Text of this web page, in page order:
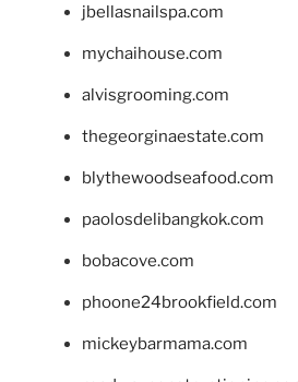
jbellasnailspa.com
mychaihouse.com
alvisgrooming.com
thegeorginaestate.com
blythewoodseafood.com
paolosdelibangkok.com
bobacove.com
phoone24brookfield.com
mickeybarmama.com